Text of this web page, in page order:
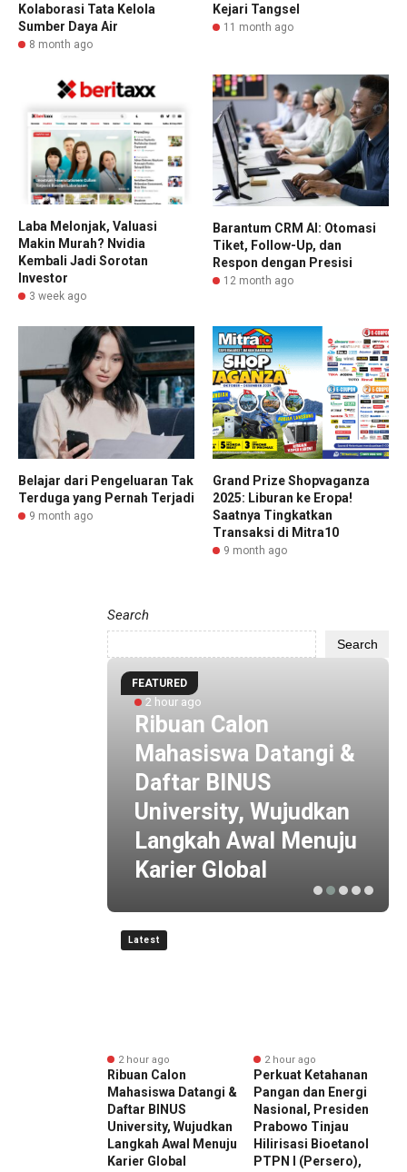
Kolaborasi Tata Kelola
Sumber Daya Air
8 month ago
Kejari Tangsel
11 month ago
Laba Melonjak, Valuasi
Makin Murah? Nvidia
Kembali Jadi Sorotan
Investor
3 week ago
Barantum CRM AI: Otomasi
Tiket, Follow-Up, dan
Respon dengan Presisi
12 month ago
Belajar dari Pengeluaran Tak
Terduga yang Pernah Terjadi
9 month ago
Grand Prize Shopvaganza
2025: Liburan ke Eropa!
Saatnya Tingkatkan
Transaksi di Mitra10
9 month ago
Search
Search
FEATURED
2 hour ago
Ribuan Calon
Mahasiswa Datangi &
Daftar BINUS
University, Wujudkan
Langkah Awal Menuju
Karier Global
Latest
2 hour ago
Ribuan Calon
Mahasiswa Datangi &
Daftar BINUS
University, Wujudkan
Langkah Awal Menuju
Karier Global
2 hour ago
Perkuat Ketahanan
Pangan dan Energi
Nasional, Presiden
Prabowo Tinjau
Hilirisasi Bioetanol
PTPN I (Persero),